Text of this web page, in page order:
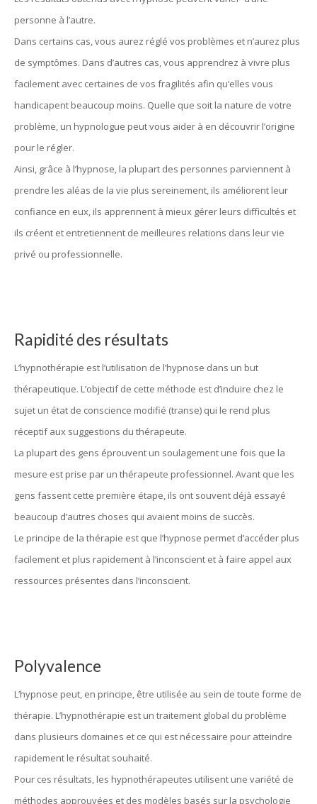
personne à l’autre.
Dans certains cas, vous aurez réglé vos problèmes et n’aurez plus
de symptômes. Dans d’autres cas, vous apprendrez à vivre plus
facilement avec certaines de vos fragilités afin qu’elles vous
handicapent beaucoup moins. Quelle que soit la nature de votre
problème, un hypnologue peut vous aider à en découvrir l’origine
pour le régler.
Ainsi, grâce à l’hypnose, la plupart des personnes parviennent à
prendre les aléas de la vie plus sereinement, ils améliorent leur
confiance en eux, ils apprennent à mieux gérer leurs difficultés et
ils créent et entretiennent de meilleures relations dans leur vie
privé ou professionnelle.
Rapidité des résultats
L’hypnothérapie est l’utilisation de l’hypnose dans un but
thérapeutique. L’objectif de cette méthode est d’induire chez le
sujet un état de conscience modifié (transe) qui le rend plus
réceptif aux suggestions du thérapeute.
La plupart des gens éprouvent un soulagement une fois que la
mesure est prise par un thérapeute professionnel. Avant que les
gens fassent cette première étape, ils ont souvent déjà essayé
beaucoup d’autres choses qui avaient moins de succès.
Le principe de la thérapie est que l’hypnose permet d’accéder plus
facilement et plus rapidement à l’inconscient et à faire appel aux
ressources présentes dans l’inconscient.
Polyvalence
L’hypnose peut, en principe, être utilisée au sein de toute forme de
thérapie. L’hypnothérapie est un traitement global du problème
dans plusieurs domaines et ce qui est nécessaire pour atteindre
rapidement le résultat souhaité.
Pour ces résultats, les hypnothérapeutes utilisent une variété de
méthodes approuvées et des modèles basés sur la psychologie